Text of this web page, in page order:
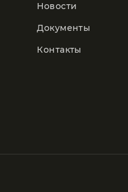
Новости
Документы
Контакты